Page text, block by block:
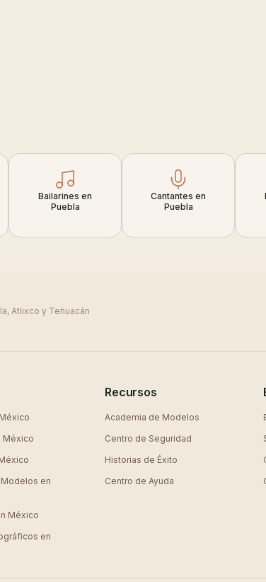
Bailarines en
Puebla
Cantantes en
Puebla
Atlixco y Tehuacán
México
México
en
México
en
Recursos
Academia de Modelos
Centro de Seguridad
Historias de Éxito
Centro de Ayuda